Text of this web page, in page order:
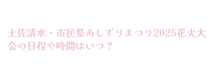
土佐清水・市民祭あしずりまつり2025花火大
会の日程や時間はいつ？